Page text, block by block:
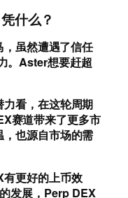
什么？
虽然遭遇了信任
。Aster想要赶超
看，在这轮周期
赛道带来了更多市
也源自市场的需
更好的上币效
发展，Perp DEX